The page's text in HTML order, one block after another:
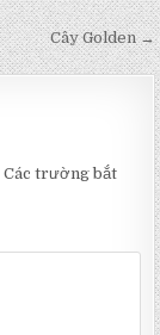
Cây Golden →
Các trường bắt